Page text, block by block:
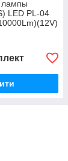
лампы
LED PL-04